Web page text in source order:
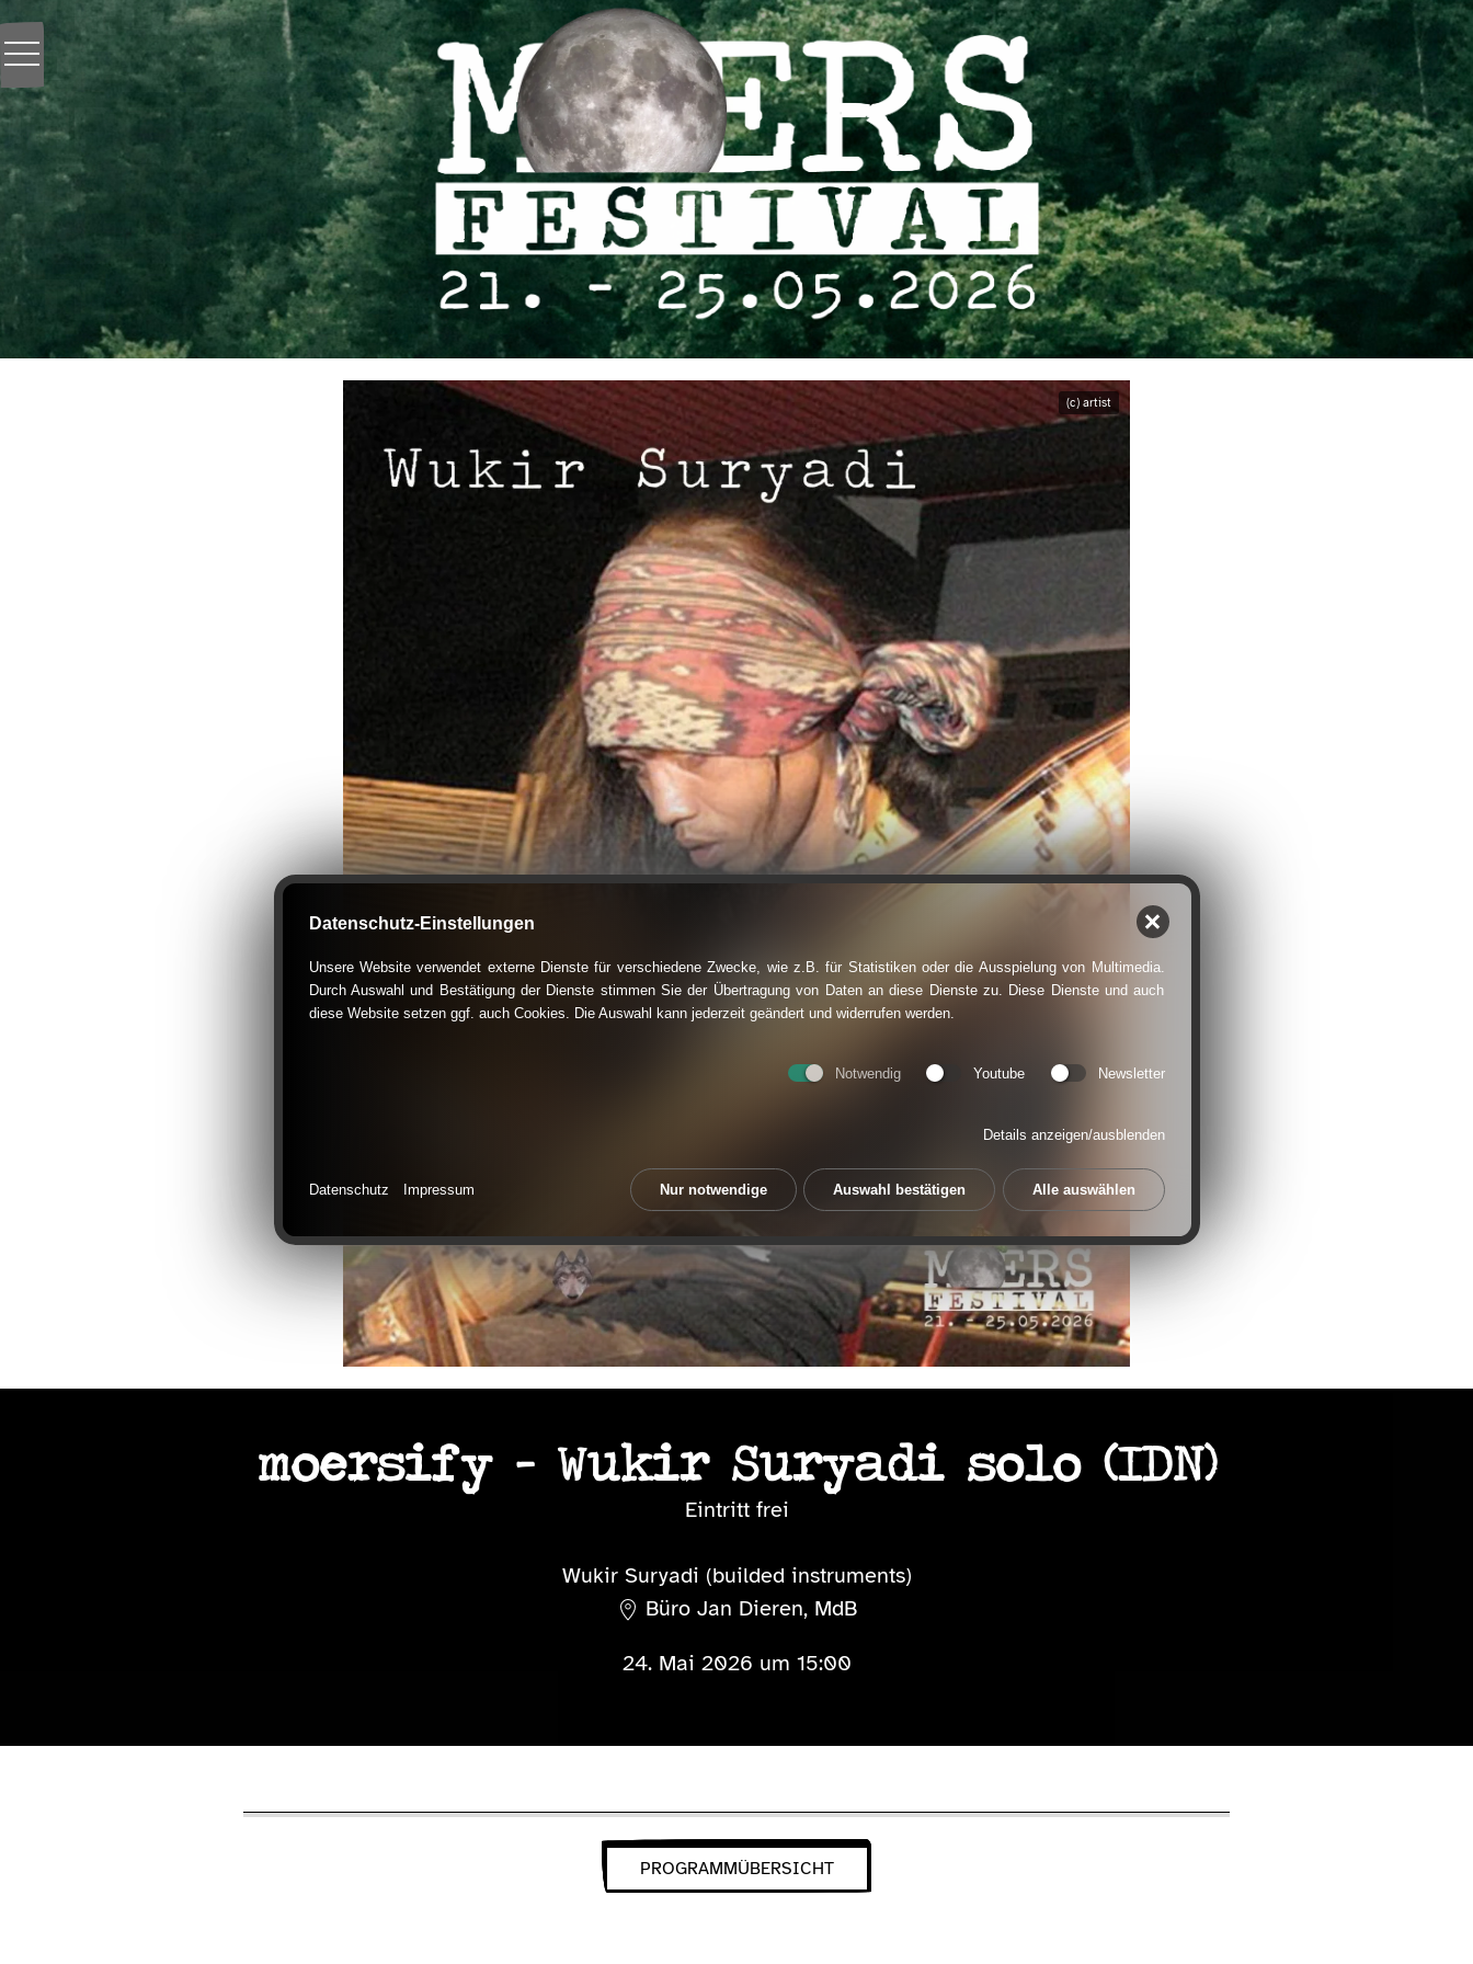
(c) artist
moersify - Wukir Suryadi solo (IDN)
Eintritt frei
Wukir Suryadi (builded instruments)
Büro Jan Dieren, MdB
24. Mai 2026 um 15:00
PROGRAMMÜBERSICHT
Datenschutz-Einstellungen
Unsere Website verwendet externe Dienste für verschiedene Zwecke, wie z.B. für Statistiken oder die Ausspielung von Multimedia.
Durch Auswahl und Bestätigung der Dienste stimmen Sie der Übertragung von Daten an diese Dienste zu. Diese Dienste und auch
diese Website setzen ggf. auch Cookies. Die Auswahl kann jederzeit geändert und widerrufen werden.
Notwendig Youtube Newsletter
Details anzeigen/ausblenden
Nur notwendige Auswahl bestätigen Alle auswählen
Datenschutz Impressum